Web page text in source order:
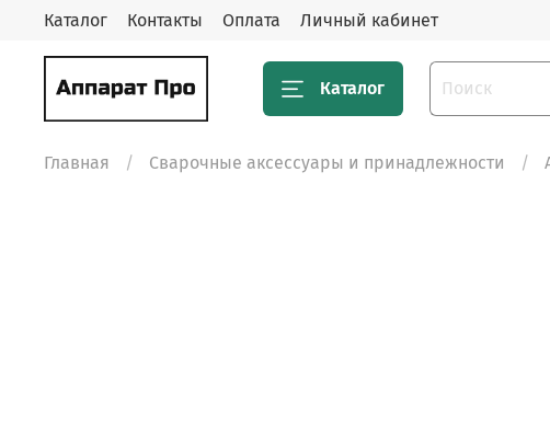
Каталог Контакты Оплата Личный кабинет
Каталог
Главная Сварочные аксессуары и принадлежности